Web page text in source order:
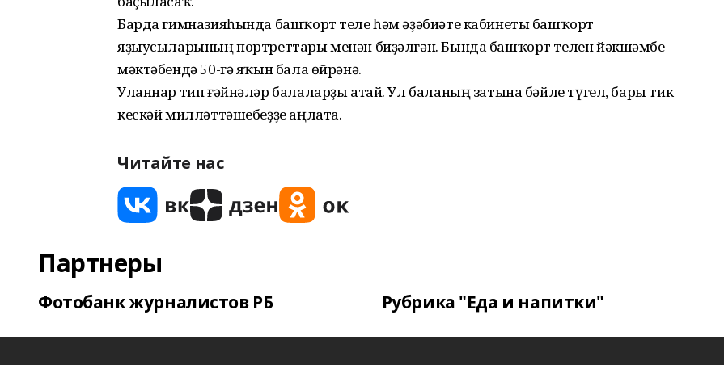
Барда гимназияһында башҡорт теле һәм әҙәбиәте кабинеты башҡорт
яҙыусыларының портреттары менән биҙәлгән. Бында башҡорт телен йәкшәмбе
мәктәбендә 50-гә яҡын бала өйрәнә.
Уланнар тип ғәйнәләр балаларҙы атай. Ул баланың затына бәйле түгел, бары тик
кескәй милләттәшебеҙҙе аңлата.
Читайте нас
Партнеры
Фотобанк журналистов РБ Рубрика "Еда и напитки"